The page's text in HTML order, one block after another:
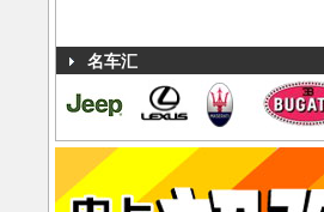
名车汇